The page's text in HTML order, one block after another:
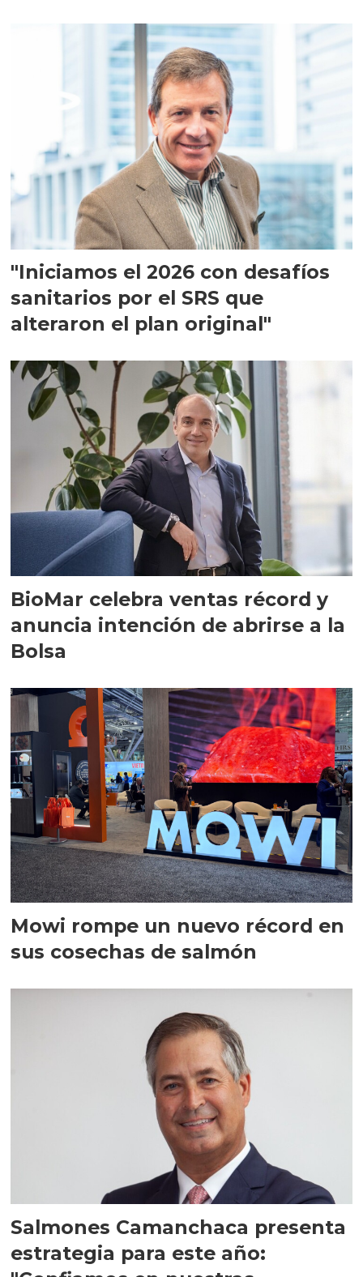
"Iniciamos el 2026 con desafíos
sanitarios por el SRS que
alteraron el plan original"
BioMar celebra ventas récord y
anuncia intención de abrirse a la
Bolsa
Mowi rompe un nuevo récord en
sus cosechas de salmón
Salmones Camanchaca presenta
estrategia para este año: